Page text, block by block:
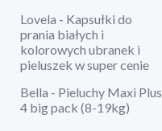
Lovela - Kapsułki do
prania białych i
kolorowych ubranek i
pieluszek w super cenie
Bella - Pieluchy Maxi Plus
4 big pack (8-19kg)